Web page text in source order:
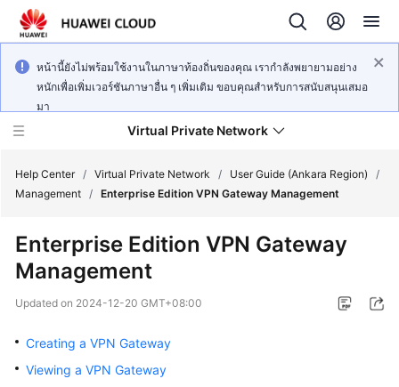
หน้านี้ยังไม่พร้อมใช้งานในภาษาท้องถิ่นของคุณ เรากำลังพยายามอย่าง
หนักเพื่อเพิ่มเวอร์ชันภาษาอื่น ๆ เพิ่มเติม ขอบคุณสำหรับการสนับสนุนเสมอ
มา
Virtual Private Network
New
Overview
Billing
Help Center / Virtual Private Network / User Guide (Ankara Region)
/
Management / Enterprise Edition VPN Gateway Management
Enterprise Edition VPN Gateway
Management
Updated on 2024-12-20 GMT+08:00
Creating a VPN Gateway
Viewing a VPN Gateway